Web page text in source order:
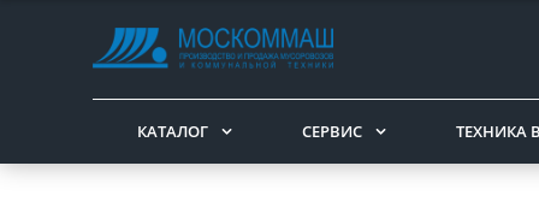
КАТАЛОГ СЕРВИС ТЕХНИКА